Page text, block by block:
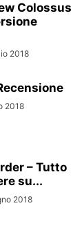
Colossus
2018
2018
– Tutto
su...
2018